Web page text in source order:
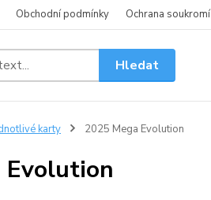
Obchodní podmínky Ochrana soukromí
Hledat
karty 2025 Mega Evolution
Evolution